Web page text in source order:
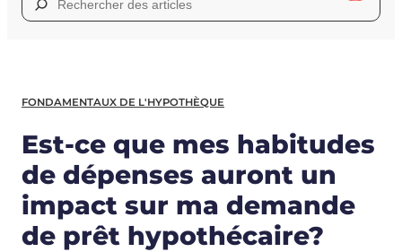
FONDAMENTAUX DE L'HYPOTHÈQUE
Est-ce que mes habitudes
de dépenses auront un
impact sur ma demande
de prêt hypothécaire?